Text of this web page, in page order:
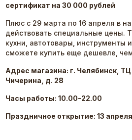
сертификат на 30 000 рублей
Плюс с 29 марта по 16 апреля в
действовать специальные цены.
кухни, автотовары, инструменты
сможете купить еще дешевле,
Адрес магазина: г. Челябинск,
Чичерина, д. 28
Часы работы: 10.00-22.00
Праздничное открытие: 13